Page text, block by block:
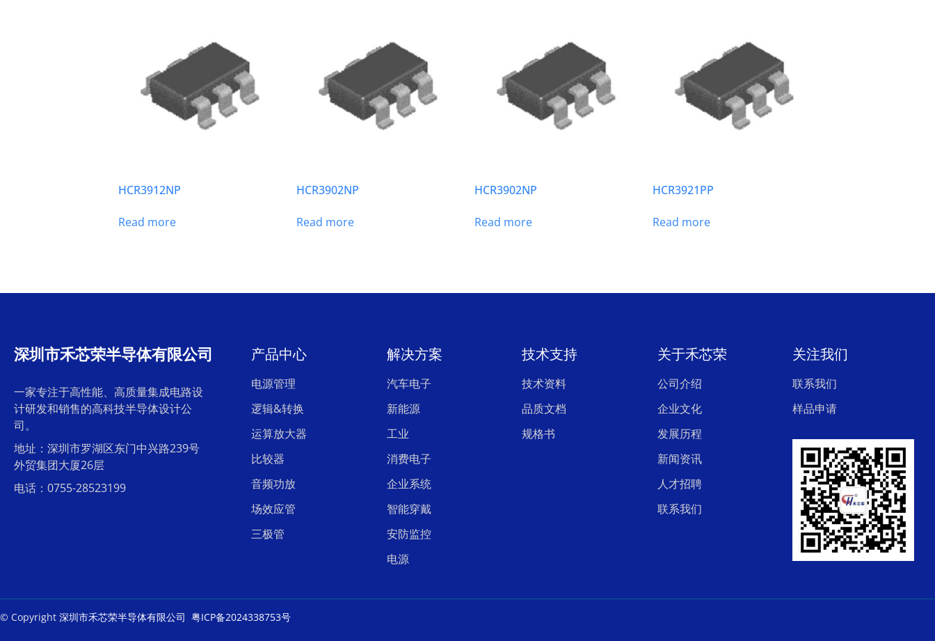
HCR3912NP
Read more
HCR3902NP
Read more
HCR3902NP
Read more
HCR3921PP
Read more
深圳市禾芯荣半导体有限公司
一家专注于高性能、高质量集成电路设
计研发和销售的高科技半导体设计公
司。
地址：深圳市罗湖区东门中兴路239号
外贸集团大厦26层
电话：0755-28523199
产品中心
电源管理
逻辑&转换
运算放大器
比较器
音频功放
场效应管
三极管
解决方案
汽车电子
新能源
工业
消费电子
企业系统
智能穿戴
安防监控
电源
技术支持
技术资料
品质文档
规格书
关于禾芯荣
公司介绍
企业文化
发展历程
新闻资讯
人才招聘
联系我们
关注我们
联系我们
样品申请
© Copyright 深圳市禾芯荣半导体有限公司 粤ICP备2024338753号